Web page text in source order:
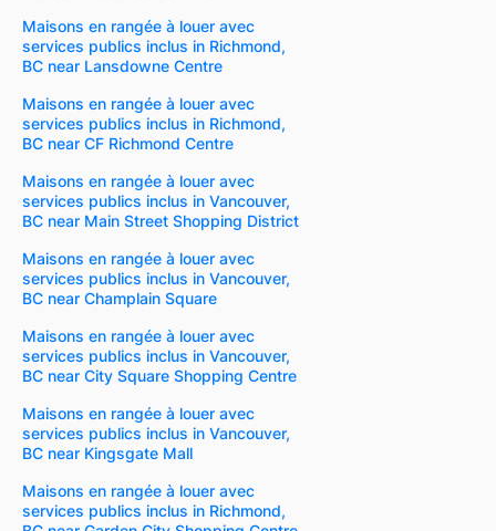
Maisons en rangée à louer avec
services publics inclus in Richmond,
BC near Lansdowne Centre
Maisons en rangée à louer avec
services publics inclus in Richmond,
BC near CF Richmond Centre
Maisons en rangée à louer avec
services publics inclus in Vancouver,
BC near Main Street Shopping District
Maisons en rangée à louer avec
services publics inclus in Vancouver,
BC near Champlain Square
Maisons en rangée à louer avec
services publics inclus in Vancouver,
BC near City Square Shopping Centre
Maisons en rangée à louer avec
services publics inclus in Vancouver,
BC near Kingsgate Mall
Maisons en rangée à louer avec
services publics inclus in Richmond,